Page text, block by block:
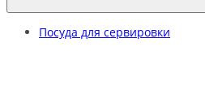
Посуда для сервировки